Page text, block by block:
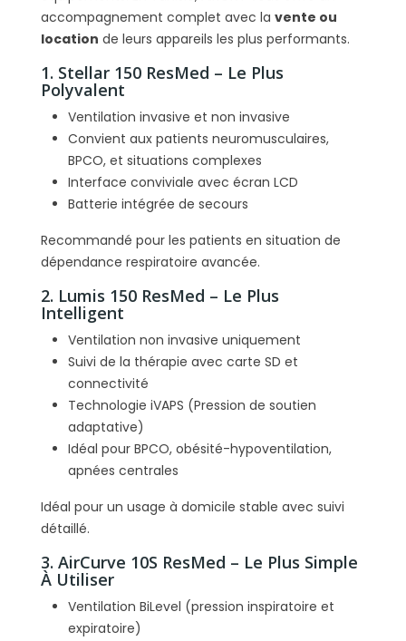
accompagnement complet avec la vente ou
location de leurs appareils les plus performants.
1. Stellar 150 ResMed – Le Plus
Polyvalent
Ventilation invasive et non invasive
Convient aux patients neuromusculaires,
BPCO, et situations complexes
Interface conviviale avec écran LCD
Batterie intégrée de secours
Recommandé pour les patients en situation de
dépendance respiratoire avancée.
2. Lumis 150 ResMed – Le Plus
Intelligent
Ventilation non invasive uniquement
Suivi de la thérapie avec carte SD et
connectivité
Technologie iVAPS (Pression de soutien
adaptative)
Idéal pour BPCO, obésité-hypoventilation,
apnées centrales
Idéal pour un usage à domicile stable avec suivi
détaillé.
3. AirCurve 10S ResMed – Le Plus Simple
À Utiliser
Ventilation BiLevel (pression inspiratoire et
expiratoire)